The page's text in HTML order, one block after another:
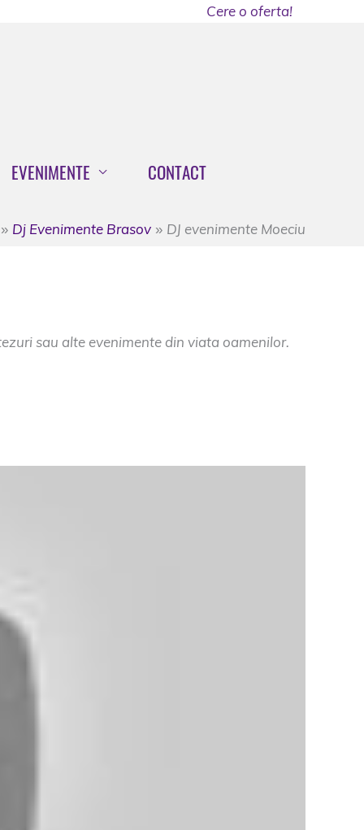
Cere o oferta!
EVENIMENTE CONTACT
Dj Evenimente Brasov DJ evenimente Moeciu
sau alte evenimente din viata oamenilor.